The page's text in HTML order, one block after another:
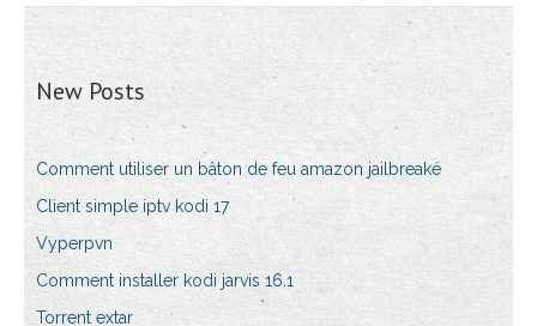
New Posts
Comment utiliser un bâton de feu amazon jailbreaké
Client simple iptv kodi 17
Vyperpvn
Comment installer kodi jarvis 16.1
Torrent extar